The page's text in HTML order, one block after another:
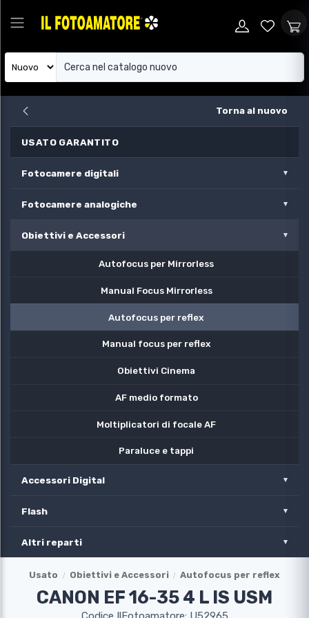
Torna al nuovo
USATO GARANTITO
Fotocamere digitali
Fotocamere analogiche
Obiettivi e Accessori
Autofocus per Mirrorless
Manual Focus Mirrorless
Autofocus per reflex
Manual focus per reflex
Obiettivi Cinema
AF medio formato
Moltiplicatori di focale AF
Paraluce e tappi
Accessori Digital
Flash
Altri reparti
Usato Obiettivi e Accessori Autofocus per reflex
CANON EF 16-35 4 L IS USM